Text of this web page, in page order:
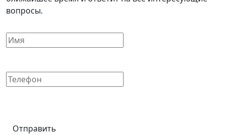
вопросы.
Отправить